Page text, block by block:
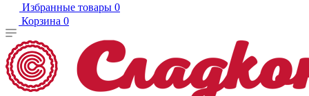
Избранные товары 0
Корзина 0